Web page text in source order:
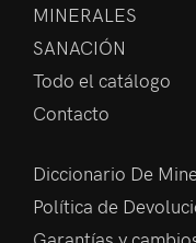
MINERALES
SANACIÓN
Todo el catálogo
Contacto
Diccionario De
Política de